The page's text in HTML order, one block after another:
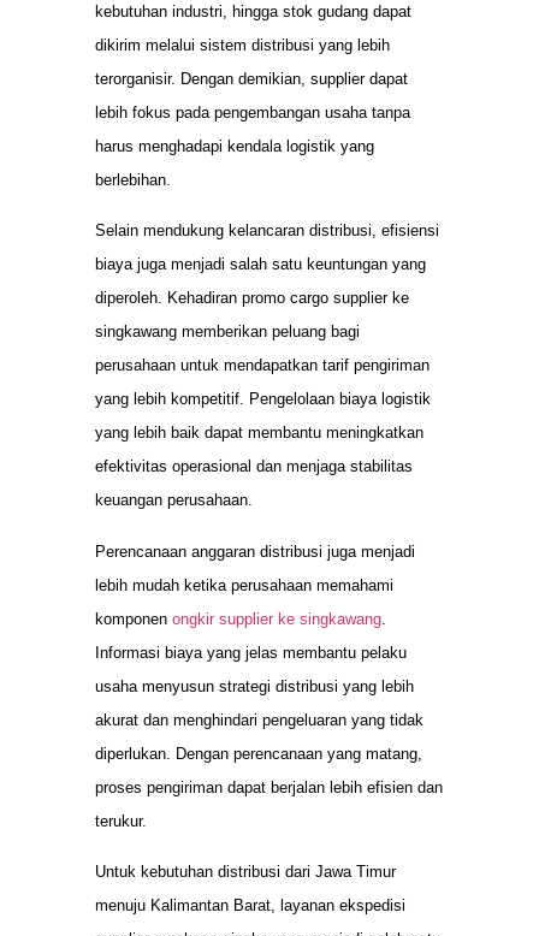
kebutuhan industri, hingga stok gudang dapat
dikirim melalui sistem distribusi yang lebih
terorganisir. Dengan demikian, supplier dapat
lebih fokus pada pengembangan usaha tanpa
harus menghadapi kendala logistik yang
berlebihan.
Selain mendukung kelancaran distribusi, efisiensi
biaya juga menjadi salah satu keuntungan yang
diperoleh. Kehadiran promo cargo supplier ke
singkawang memberikan peluang bagi
perusahaan untuk mendapatkan tarif pengiriman
yang lebih kompetitif. Pengelolaan biaya logistik
yang lebih baik dapat membantu meningkatkan
efektivitas operasional dan menjaga stabilitas
keuangan perusahaan.
Perencanaan anggaran distribusi juga menjadi
lebih mudah ketika perusahaan memahami
komponen ongkir supplier ke singkawang
Informasi biaya yang jelas membantu pelaku
usaha menyusun strategi distribusi yang lebih
akurat dan menghindari pengeluaran yang tidak
diperlukan. Dengan perencanaan yang matang,
proses pengiriman dapat berjalan lebih efisien dan
terukur.
Untuk kebutuhan distribusi dari Jawa Timur
menuju Kalimantan Barat, layanan ekspedisi